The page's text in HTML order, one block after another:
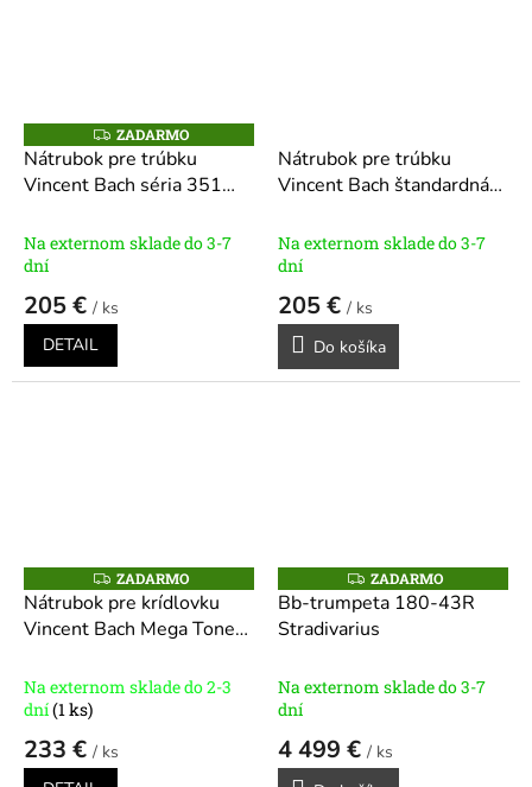
Z
A
D
A
ZADARMO
Nátrubok pre trúbku
Vincent Bach séria 351
1/2C, 3C, 5B, 5C, 6C, 7C,
10 1/2C
Na externom sklade do 3-7
dní
205 € / ks
DETAIL
Nátrubok pre trúbku
Vincent Bach štandardná
Na externom sklade do 3-7
dní
205 € / ks
Do košíka
Z
A
D
A
ZADARMO
Nátrubok pre krídlovku
Vincent Bach Mega Tone
1/2C, 3C, 7C
Na externom sklade do 2-3
dní(1 ks)
233 € / ks
Z
A
D
A
ZADARMO
Bb-trumpeta 180-43R
Stradivarius
Na externom sklade do 3-7
dní
4 499 € / ks